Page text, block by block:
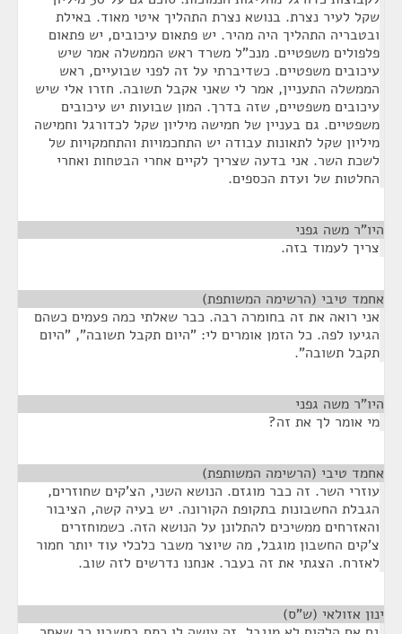
שקל לעיר נצרת. בנושא נצרת התהליך איטי מאוד. באילת
ובטבריה התהליך היה מהיר. יש פתאום עיכובים, יש פתאום
פלפולים משפטיים. מנכ"ל משרד ראש הממשלה אמר שיש
עיכובים משפטיים. כשדיברתי על זה לפני שבועיים, ראש
הממשלה התעניין, אמר לי שאני אקבל תשובה. חזרו אלי שיש
עיכובים משפטיים, שזה בדרך. המון שבועות יש עיכובים
משפטיים. גם בעניין של חמישה מיליון שקל לכדורגל וחמישה
מיליון שקל לתאונות עבודה יש התחכמויות והתחמקויות של
לשכת השר. אני בדעה שצריך לקיים אחרי הבטחות ואחרי
החלטות של ועדת הכספים.
היו"ר משה גפני
צריך לעמוד בזה.
אחמד טיבי (הרשימה המשותפת)
אני רואה את זה בחומרה רבה. כבר שאלתי כמה פעמים כשהם
הגיעו לפה. כל הזמן אומרים לי: "היום תקבל תשובה", "היום
תקבל תשובה".
היו"ר משה גפני
מי אומר לך את זה?
אחמד טיבי (הרשימה המשותפת)
עוזרי השר. זה כבר מוגזם. הנושא השני, הצ'קים שחוזרים,
הגבלת החשבונות בתקופת הקורונה. יש בעיה קשה, הציבור
והאזרחים ממשיכים להתלונן על הנושא הזה. כשמוחזרים
צ'קים החשבון מוגבל, מה שיוצר משבר כלכלי עוד יותר חמור
לאזרח. הצגתי את זה בעבר. אנחנו נדרשים לזה שוב.
ינון אזולאי (ש"ס)